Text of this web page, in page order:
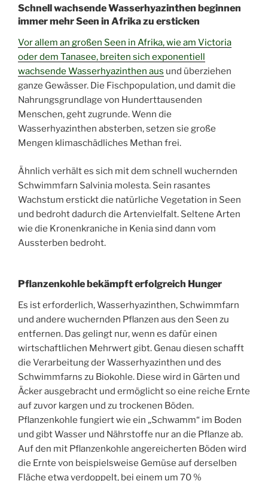
Schnell wachsende Wasserhyazinthen beginnen
immer mehr Seen in Afrika zu ersticken
Vor allem an großen Seen in Afrika, wie am Victoria
oder dem Tanasee, breiten sich exponentiell
wachsende Wasserhyazinthen aus und überziehen
ganze Gewässer. Die Fischpopulation, und damit die
Nahrungsgrundlage von Hunderttausenden
Menschen, geht zugrunde. Wenn die
Wasserhyazinthen absterben, setzen sie große
Mengen klimaschädliches Methan frei.
Ähnlich verhält es sich mit dem schnell wuchernden
Schwimmfarn Salvinia molesta. Sein rasantes
Wachstum erstickt die natürliche Vegetation in Seen
und bedroht dadurch die Artenvielfalt. Seltene Arten
wie die Kronenkraniche in Kenia sind dann vom
Aussterben bedroht.
Pflanzenkohle bekämpft erfolgreich Hunger
Es ist erforderlich, Wasserhyazinthen, Schwimmfarn
und andere wuchernden Pflanzen aus den Seen zu
entfernen. Das gelingt nur, wenn es dafür einen
wirtschaftlichen Mehrwert gibt. Genau diesen schafft
die Verarbeitung der Wasserhyazinthen und des
Schwimmfarns zu Biokohle. Diese wird in Gärten und
Äcker ausgebracht und ermöglicht so eine reiche Ernte
auf zuvor kargen und zu trockenen Böden.
Pflanzenkohle fungiert wie ein „Schwamm“ im Boden
und gibt Wasser und Nährstoffe nur an die Pflanze ab.
Auf den mit Pflanzenkohle angereicherten Böden wird
die Ernte von beispielsweise Gemüse auf derselben
Fläche etwa verdoppelt, bei einem um 70 %